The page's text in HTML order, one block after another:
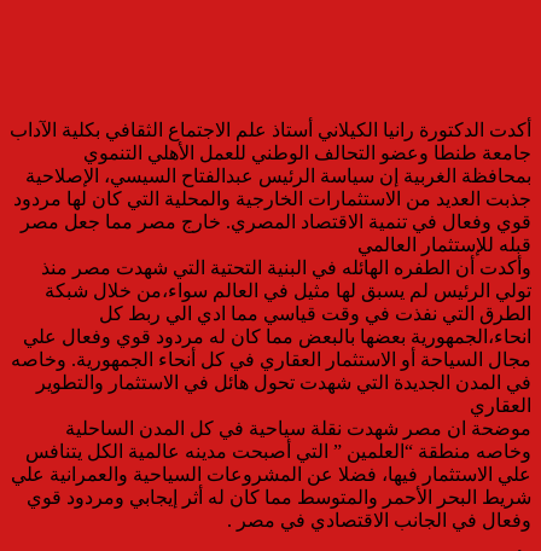
أكدت الدكتورة رانيا الكيلاني أستاذ علم الاجتماع الثقافي بكلية الآداب
جامعة طنطا وعضو التحالف الوطني للعمل الأهلي التنموي
بمحافظة الغربية إن سياسة الرئيس عبدالفتاح السيسي، الإصلاحية
جذبت العديد من الاستثمارات الخارجية والمحلية التي كان لها مردود
قوي وفعال في تنمية الاقتصاد المصري. خارج مصر مما جعل مصر
قبله للإستثمار العالمي
وأكدت أن الطفره الهائله في البنية التحتية التي شهدت مصر منذ
تولي الرئيس لم يسبق لها مثيل في العالم سواء،من خلال شبكة
الطرق التي نفذت في وقت قياسي مما ادي الي ربط كل
انحاء،الجمهورية بعضها بالبعض مما كان له مردود قوي وفعال علي
مجال السياحة أو الاستثمار العقاري في كل أنحاء الجمهورية. وخاصه
في المدن الجديدة التي شهدت تحول هائل في الاستثمار والتطوير
العقاري
موضحة ان مصر شهدت نقلة سياحية في كل المدن الساحلية
وخاصه منطقة “العلمين ” التي أصبحت مدينه عالمية الكل يتنافس
علي الاستثمار فيها، فضلا عن المشروعات السياحية والعمرانية علي
شريط البحر الأحمر والمتوسط مما كان له أثر إيجابي ومردود قوي
وفعال في الجانب الاقتصادي في مصر .